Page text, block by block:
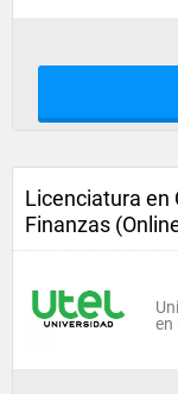
Licenciatura en
Finanzas
en